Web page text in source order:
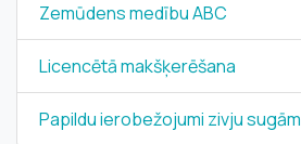
Zemūdens medību ABC
Licencētā makšķerēšana
Papildu ierobežojumi zivju sugām